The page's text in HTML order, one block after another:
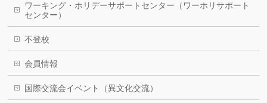
ワーキング・ホリデーサポートセンター（ワーホリサポート
センター）
不登校
会員情報
国際交流会イベント（異文化交流）